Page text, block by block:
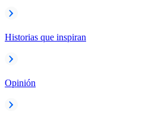
Historias que inspiran
Opinión